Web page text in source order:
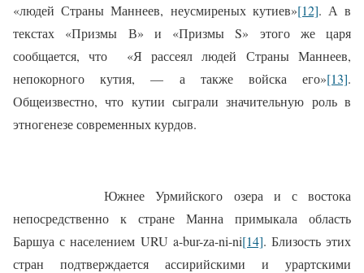
«людей Страны Маннеев, неусмиреных кутиев»[12]. А в
текстах «Призмы В» и «Призмы S» этого же царя
сообщается, что
«Я рассеял людей Страны Маннеев,
непокорного кутия, — а также войска его»[13].
Общеизвестно, что кутии сыграли значительную роль в
этногенезе современных курдов.
Южнее Урмийского озера и с востока
непосредственно к стране Манна примыкала область
Баршуа с населением URU a-bur-zа-ni-ni[14]. Близость этих
стран подтверждается ассирийскими и урартскими